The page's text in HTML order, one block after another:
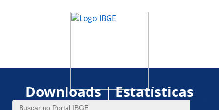
Downloads | Estatísticas